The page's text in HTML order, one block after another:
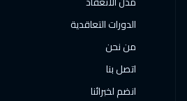
الدورات التعاقدية
من نحن
اتصل بنا
انضم لخبرائنا